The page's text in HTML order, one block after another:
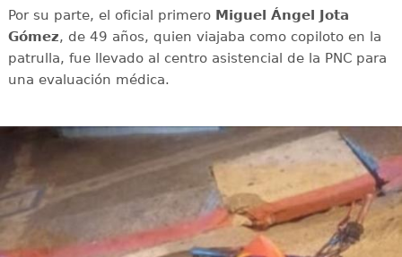
Por su parte, el oficial primero Miguel Ángel Jota
Gómez, de 49 años, quien viajaba como copiloto en la
patrulla, fue llevado al centro asistencial de la PNC para
una evaluación médica.